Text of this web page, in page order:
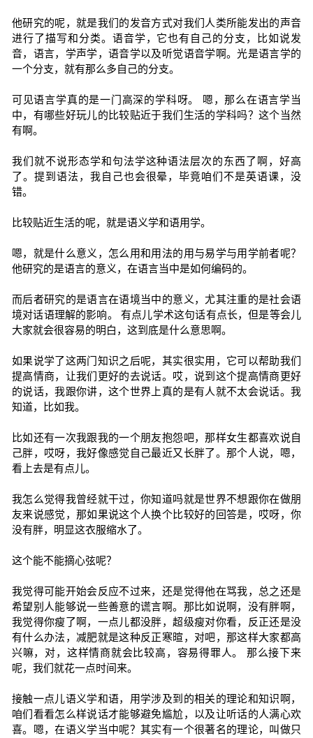
他研究的呢，就是我们的发音方式对我们人类所能发出的声音
进行了描写和分类。语音学，它也有自己的分支，比如说发
音，语言，学声学，语音学以及听觉语音学啊。光是语言学的
一个分支，就有那么多自己的分支。
可见语言学真的是一门高深的学科呀。 嗯，那么在语言学当
中，有哪些好玩儿的比较贴近于我们生活的学科吗？这个当然
有啊。
我们就不说形态学和句法学这种语法层次的东西了啊，好高
了。提到语法，我自己也会很晕，毕竟咱们不是英语课，没
错。
比较贴近生活的呢，就是语义学和语用学。
嗯，就是什么意义，怎么用和用法的用与易学与用学前者呢？
他研究的是语言的意义，在语言当中是如何编码的。
而后者研究的是语言在语境当中的意义，尤其注重的是社会语
境对话语理解的影响。 有点儿学术这句话有点长，但是等会儿
大家就会很容易的明白，这到底是什么意思啊。
如果说学了这两门知识之后呢，其实很实用，它可以帮助我们
提高情商，让我们更好的去说话。哎，说到这个提高情商更好
的说话，我跟你讲，这个世界上真的是有人就不太会说话。我
知道，比如我。
比如还有一次我跟我的一个朋友抱怨吧，那样女生都喜欢说自
己胖，哎呀，我好像感觉自己最近又长胖了。那个人说，嗯，
看上去是有点儿。
我怎么觉得我曾经就干过，你知道吗就是世界不想跟你在做朋
友来说感觉，那如果说这个人换个比较好的回答是，哎呀，你
没有胖，明显这衣服缩水了。
这个能不能摘心弦呢？
我觉得可能开始会反应不过来，还是觉得他在骂我，总之还是
希望别人能够说一些善意的谎言啊。那比如说啊，没有胖啊，
我觉得你瘦了啊，一点儿都没胖，超级瘦对你看，反正还是没
有什么办法，减肥就是这种反正寒暄，对吧，那这样大家都高
兴嘛，对，这样情商就会比较高，容易得罪人。 那么接下来
呢，我们就花一点时间来。
接触一点儿语义学和语，用学涉及到的相关的理论和知识啊，
咱们看看怎么样说话才能够避免尴尬，以及让听话的人满心欢
喜。嗯，在语义学当中呢？其实有一个很著名的理论，叫做只